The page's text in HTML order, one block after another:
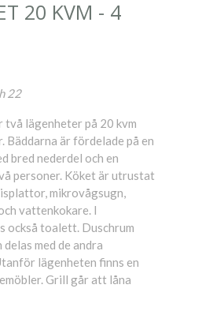
20 KVM - 4
22
två lägenheter på 20 kvm
Bäddarna är fördelade på en
bred nederdel och en
personer. Köket är utrustat
mikrovågsugn,
vattenkokare. I
också toalett. Duschrum
med de andra
lägenheten finns en
Grill går att låna